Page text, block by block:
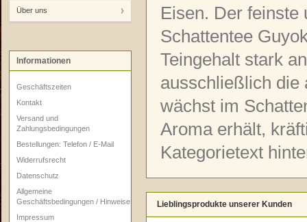
Über uns
Informationen
Geschäftszeiten
Kontakt
Versand und
Zahlungsbedingungen
Bestellungen: Telefon / E-Mail
Widerrufsrecht
Datenschutz
Allgemeine
Geschäftsbedingungen / Hinweise
Impressum
Eisen. Der feinste
Schattentee
Teingehalt stark
ausschließlich die
wächst im
Aroma erhält,
Kategorietext
Lieblingsprodukte unserer Kunden